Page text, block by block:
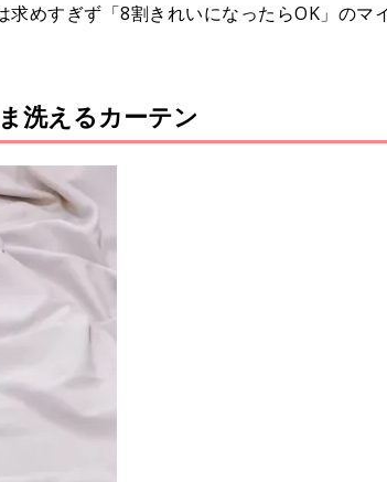
めすぎず「8割きれいになったらOK」のマ
洗えるカーテン